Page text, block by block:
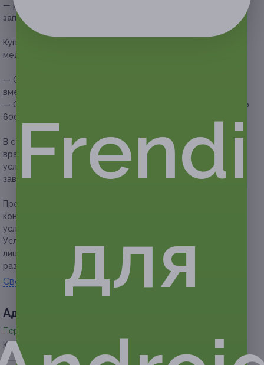
— рекомендовано сообщить об отмене или переносе
записи не менее чем за 12 часов.
Купон действует на следующие виды комплексных
медицинских процедур:
— Скидка 50% на прием у врача-терапевта (2400 руб.
вместо 4800 руб.)
— Скидка 50% на прием у врача-уролога (3000 руб. вместо
6000 руб.)
В стоимость купона на комплексную процедуру приема у
врача-специалиста входят следующие медицинские
услуги:
прием у врача-терапевта или врача-уролога (в
зависимости от купленного купона).
Предупреждаем о необходимости получения
консультации у врача-специалиста по оказываемым
услугам и противопоказаниям.
Услуга предоставляется только совершеннолетним
лицам. Несовершеннолетним услуга предоставляется с
разрешения родителей.
Свернуть
Адресa
Перейти на сайт партнера
Юридическая информация о партнёре
Frendi
для